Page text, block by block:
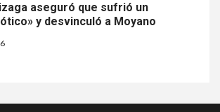
aseguró que sufrió un
y desvinculó a Moyano